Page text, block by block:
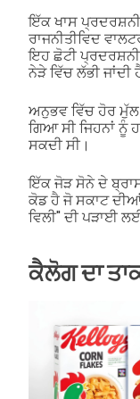
ਇੱਕ ਖਾਸ
ਰਾਜਨੀਤੀਵਿਦ
ਇਹ ਛੋਟੀ
ਨੇੜੇ ਵਿੱਚ ਲੱਭੀ ਜਾਂਦੀ
ਅਨੁਭਵ ਵਿੱਚ ਹੋਰ ਮੁੱਲ
ਗਿਆ ਸੀ ਜਿਹਨਾਂ
ਸਕਦੀ ਸੀ।
ਇੱਕ ਜੋੜ ਸੋਨੇ ਦੇ
ਕੋਡ ਹੈ ਜੋ ਸਕਾਟ
ਵਿਲੀ" ਦੀ ਪੜਾਈ
ਕੈਲੋਗ ਦਾ